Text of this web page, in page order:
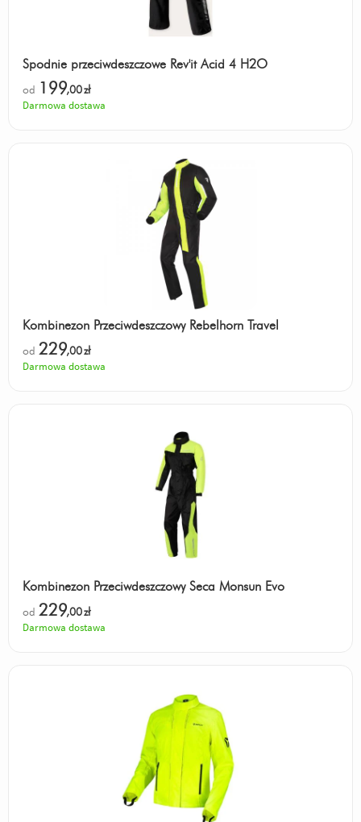
Spodnie przeciwdeszczowe Rev'it Acid 4 H2O
od 199,00zł
Darmowa dostawa
Kombinezon Przeciwdeszczowy Rebelhorn Travel
od 229,00zł
Darmowa dostawa
Kombinezon Przeciwdeszczowy Seca Monsun Evo
od 229,00zł
Darmowa dostawa